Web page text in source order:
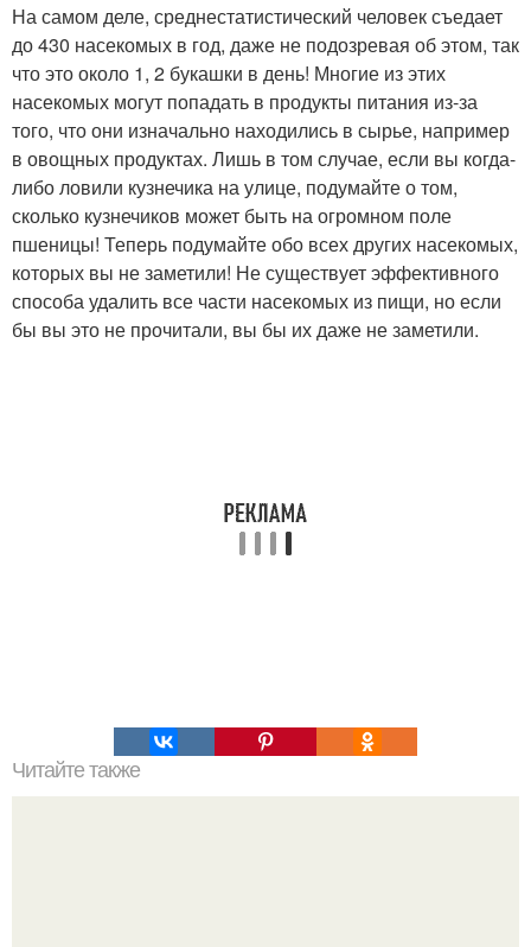
На самом деле, среднестатистический человек съедает
до 430 насекомых в год, даже не подозревая об этом, так
что это около 1, 2 букашки в день! Многие из этих
насекомых могут попадать в продукты питания из-за
того, что они изначально находились в сырье, например
в овощных продуктах. Лишь в том случае, если вы когда-
либо ловили кузнечика на улице, подумайте о том,
сколько кузнечиков может быть на огромном поле
пшеницы! Теперь подумайте обо всех других насекомых,
которых вы не заметили! Не существует эффективного
способа удалить все части насекомых из пищи, но если
бы вы это не прочитали, вы бы их даже не заметили.
Читайте также